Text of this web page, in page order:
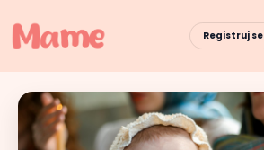
to
content
Registruj se